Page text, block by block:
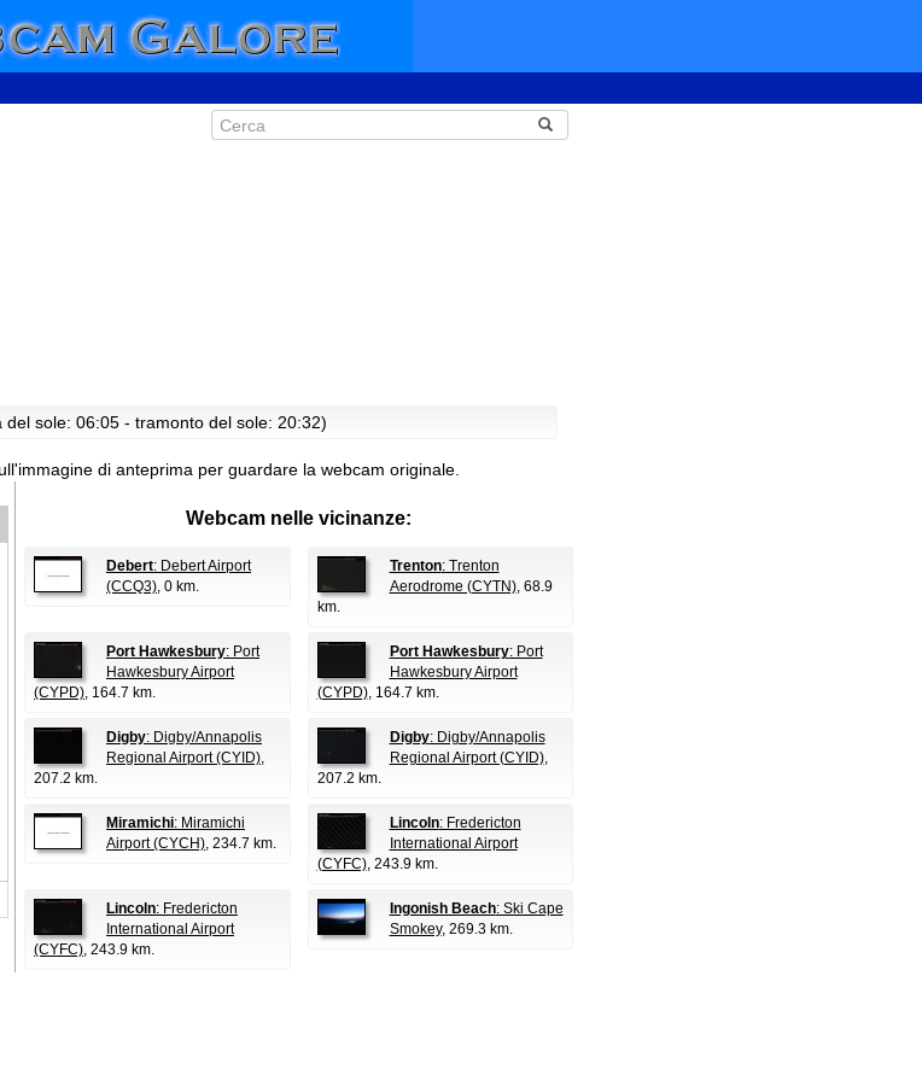
sole: 06:05 - tramonto del sole: 20:32)
di anteprima per guardare la webcam originale.
Webcam nelle vicinanze:
Debert: Debert Airport
(CCQ3), 0 km.
Trenton: Trenton
Aerodrome (CYTN), 68.9
km.
Port Hawkesbury: Port
Hawkesbury Airport
(CYPD), 164.7 km.
Port Hawkesbury: Port
Hawkesbury Airport
(CYPD), 164.7 km.
Digby: Digby/Annapolis
Regional Airport (CYID),
207.2 km.
Digby: Digby/Annapolis
Regional Airport (CYID),
207.2 km.
Miramichi: Miramichi
Airport (CYCH), 234.7 km.
Lincoln: Fredericton
International Airport
(CYFC), 243.9 km.
Lincoln: Fredericton
International Airport
(CYFC), 243.9 km.
Ingonish Beach: Ski Cape
Smokey, 269.3 km.